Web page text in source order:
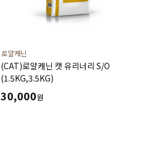
로얄캐닌
(CAT)로얄캐닌 캣 유리너리 S/O
(1.5KG,3.5KG)
30,000원